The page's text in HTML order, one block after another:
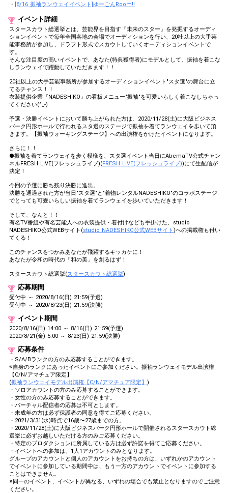
・ [8/16 振袖ランウェイイベント]ゆーごんRoom!!
イベント詳細
スタースカウト総選挙とは、芸能界を目指す『未来のスター』を発掘するオーディ
ションイベントで毎年全国各地の会場でオーディションを行い、20社以上の大手芸
能事務所が参加し、ドラフト形式でスカウトしていくオーディションイベントで
す。
そんな注目度の高いイベントで、あなた(特典獲得者)にモデルとして、振袖を着こな
しランウェイで躍動していただきます！！
20社以上の大手芸能事務所が参加するオーディションイベント"スタ選"の舞台に立
てるチャンス！！
衣装提供企業『NADESHIKO』の看板メニュー"振袖"を可愛いらしく着こなしちゃっ
てください(^_-)
予選・決勝イベントにおいて勝ち上がられた方は、2020/11/28(土)に大阪ビジネス
パーク円形ホールで行われるスタ選のステージで振袖を着てランウェイを歩いて頂
きます。【振袖ウォーキングステージ】への出演権をかけたイベントになります。
さらに！！
●振袖を着てランウェイを歩く模様を、スタ選イベント当日にAbemaTV公式チャン
ネルFRESH LIVE(フレッシュライブ)(FRESH LIVE(フレッシュライブ))にて生配信が
決定！
今回の予選に勝ち残り決勝に進出。
決勝を通過された方が当日"スタ選"と"着物レンタルNADESHIKO"のコラボステージ
でとっても可愛いらしい振袖を着てランウェイを歩いていただきます！
そして、なんと！！
有名TV番組や有名芸能人への衣装提供・着付けなども手掛けた、studio
NADESHIKO公式WEBサイト(studio NADESHIKO公式WEBサイト)への掲載権も付い
てくる！
このチャンスをつかみあなたが飛躍するキッカケに！
あなたが令和の時代の「和の美」を創るはず！
スタースカウト総選挙(スタースカウト総選挙)
応募期間
受付中 ～ 2020/8/16(日) 21:59(予選)
受付中 ～ 2020/8/23(日) 21:59(決勝)
イベント期間
2020/8/16(日) 14:00 ～ 8/16(日) 21:59(予選)
2020/8/21(金) 5:00 ～ 8/23(日) 21:59(決勝)
応募条件
・S/A/Bランクの方のみ応募することができます。
※自身のランクにあったイベントにご参加ください。振袖ランウェイモデル出演権
【C/N/アマチュア限定】
(振袖ランウェイモデル出演権【C/N/アマチュア限定】 )
・ソロアカウントの方のみ応募することができます。
・女性の方のみ応募することができます。
・バーチャル配信者の応募は不可とします。
・未成年の方は必ず保護者の同意を得てご応募ください。
・2021/3/31(水)時点で16歳〜27歳までの方。
・2020/11/28(土)に大阪ビジネスパーク円形ホールで開催されるスタースカウト総
選挙に必ずお越しいただける方のみご応募ください。
・特定のプロダクションに所属している方は必ず許諾を得てご応募ください。
・イベントへの参加は、1人1アカウントのみとなります。
グループのアカウントと個人のアカウントをお持ちの方は、いずれかのアカウント
でイベントに参加している期間中は、もう一方のアカウントでイベントに参加する
ことはできません。
※同一のイベント、イベントが異なる、いずれの場合でも禁止となりますのでご注意
ください。